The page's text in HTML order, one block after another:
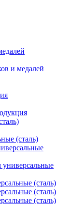
и медалей
(сталь)
(сталь)
(сталь)
(сталь)